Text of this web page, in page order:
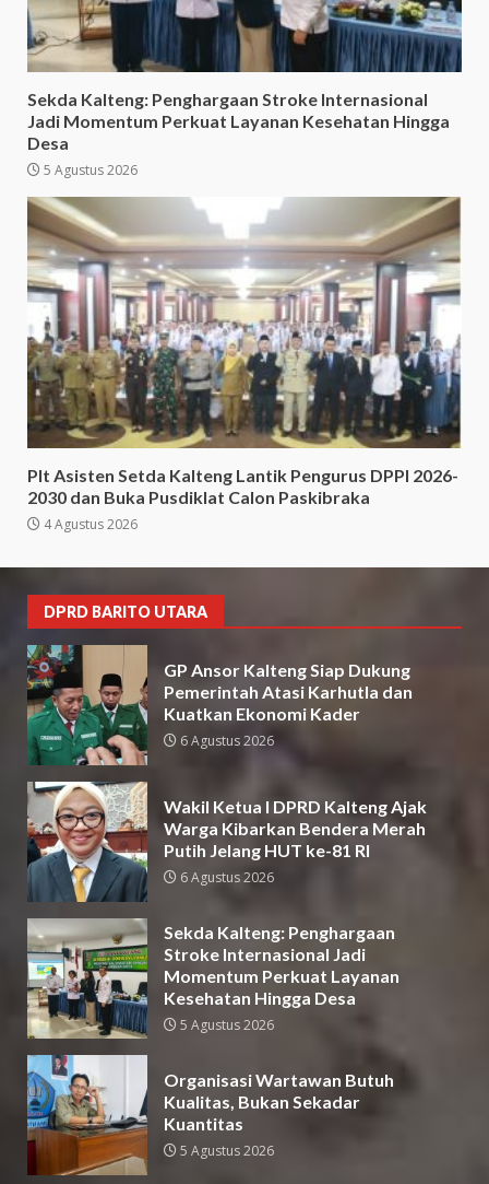
Sekda Kalteng: Penghargaan Stroke Internasional
Jadi Momentum Perkuat Layanan Kesehatan Hingga
Desa
5 Agustus 2026
Plt Asisten Setda Kalteng Lantik Pengurus DPPI 2026-
2030 dan Buka Pusdiklat Calon Paskibraka
4 Agustus 2026
DPRD BARITO UTARA
GP Ansor Kalteng Siap Dukung
Pemerintah Atasi Karhutla dan
Kuatkan Ekonomi Kader
6 Agustus 2026
Wakil Ketua I DPRD Kalteng Ajak
Warga Kibarkan Bendera Merah
Putih Jelang HUT ke-81 RI
6 Agustus 2026
Sekda Kalteng: Penghargaan
Stroke Internasional Jadi
Momentum Perkuat Layanan
Kesehatan Hingga Desa
5 Agustus 2026
Organisasi Wartawan Butuh
Kualitas, Bukan Sekadar
Kuantitas
5 Agustus 2026